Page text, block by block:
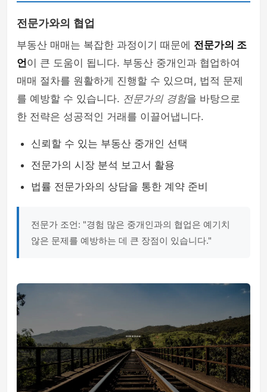
전문가와의 협업
부동산 매매는 복잡한 과정이기 때문에 전문가의 조
언이 큰 도움이 됩니다. 부동산 중개인과 협업하여
매매 절차를 원활하게 진행할 수 있으며, 법적 문제
를 예방할 수 있습니다. 전문가의 경험을 바탕으로
한 전략은 성공적인 거래를 이끌어냅니다.
신뢰할 수 있는 부동산 중개인 선택
전문가의 시장 분석 보고서 활용
법률 전문가와의 상담을 통한 계약 준비
전문가 조언: "경험 많은 중개인과의 협업은 예기치
않은 문제를 예방하는 데 큰 장점이 있습니다."